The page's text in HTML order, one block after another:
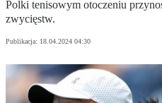
Polki tenisowym otoczeniu
zwycięstw.
Publikacja: 18.04.2024 04:30